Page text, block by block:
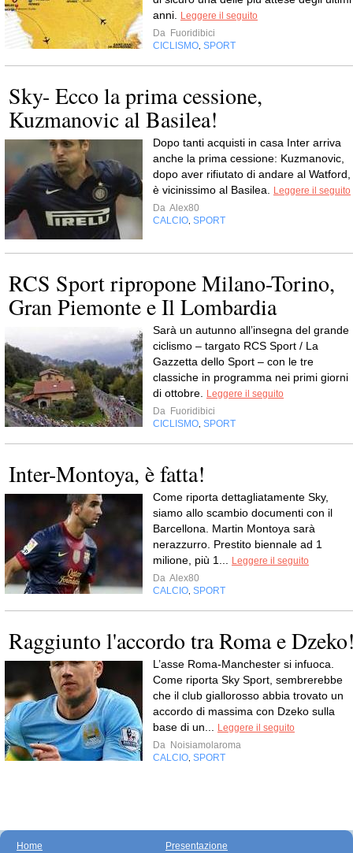
anni. Leggere il seguito
Da Fuoridibici
CICLISMO, SPORT
Sky- Ecco la prima cessione,
Kuzmanovic al Basilea!
Dopo tanti acquisti in casa Inter arriva
anche la prima cessione: Kuzmanovic,
dopo aver rifiutato di andare al Watford,
è vicinissimo al Basilea. Leggere il seguito
Da Alex80
CALCIO, SPORT
RCS Sport ripropone Milano-Torino,
Gran Piemonte e Il Lombardia
Sarà un autunno all’insegna del grande
ciclismo – targato RCS Sport / La
Gazzetta dello Sport – con le tre
classiche in programma nei primi giorni
di ottobre. Leggere il seguito
Da Fuoridibici
CICLISMO, SPORT
Inter-Montoya, è fatta!
Come riporta dettagliatamente Sky,
siamo allo scambio documenti con il
Barcellona. Martin Montoya sarà
nerazzurro. Prestito biennale ad 1
milione, più 1... Leggere il seguito
Da Alex80
CALCIO, SPORT
Raggiunto l'accordo tra Roma e
L’asse Roma-Manchester si infuoca.
Come riporta Sky Sport, sembrerebbe
che il club giallorosso abbia trovato un
accordo di massima con Dzeko sulla
base di un... Leggere il seguito
Da Noisiamolaroma
CALCIO, SPORT
Home Presentazione